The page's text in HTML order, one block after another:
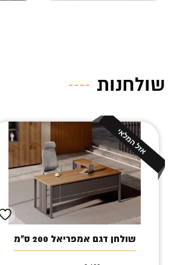
שולחנות
שולחן דגם אמפריאל 200 ס"מ